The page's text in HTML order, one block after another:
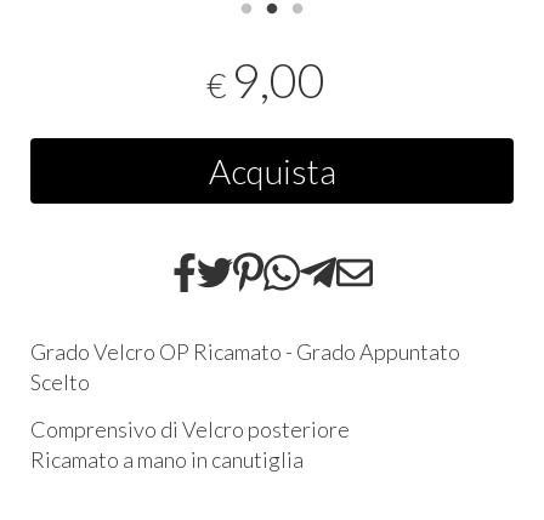
€ 9,00
Acquista
Grado Velcro OP Ricamato - Grado Appuntato
Scelto
Comprensivo di Velcro posteriore
Ricamato a mano in canutiglia